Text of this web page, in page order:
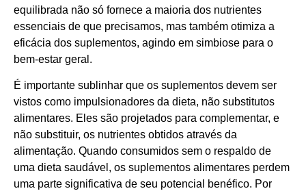
equilibrada não só fornece a maioria dos nutrientes
essenciais de que precisamos, mas também otimiza a
eficácia dos suplementos, agindo em simbiose para o
bem-estar geral.
É importante sublinhar que os suplementos devem ser
vistos como impulsionadores da dieta, não substitutos
alimentares. Eles são projetados para complementar, e
não substituir, os nutrientes obtidos através da
alimentação. Quando consumidos sem o respaldo de
uma dieta saudável, os suplementos alimentares perdem
uma parte significativa de seu potencial benéfico. Por